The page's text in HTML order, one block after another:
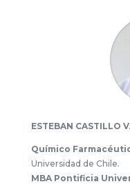
ESTEBAN CASTILLO
Químico
Universidad de Chile.
MBA Pontificia